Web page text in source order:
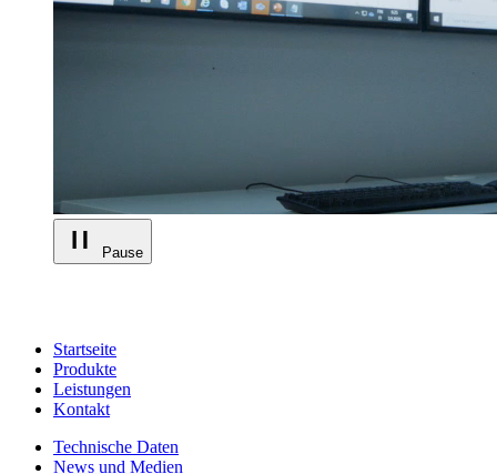
Pause
Startseite
Produkte
Leistungen
Kontakt
Technische Daten
News und Medien